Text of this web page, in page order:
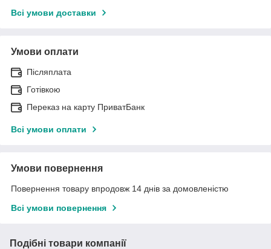
Всі умови доставки
Умови оплати
Післяплата
Готівкою
Переказ на карту ПриватБанк
Всі умови оплати
Умови повернення
Повернення товару впродовж 14 днів за домовленістю
Всі умови повернення
Подібні товари компанії